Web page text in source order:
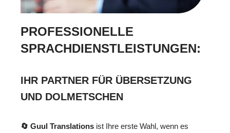
PROFESSIONELLE
SPRACHDIENSTLEISTUNGEN:
IHR PARTNER FÜR ÜBERSETZUNG
UND DOLMETSCHEN
🔄 Guul Translations ist Ihre erste Wahl, wenn es